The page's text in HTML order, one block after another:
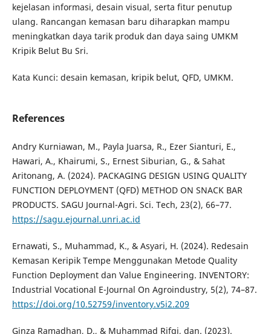
kejelasan informasi, desain visual, serta fitur penutup
ulang. Rancangan kemasan baru diharapkan mampu
meningkatkan daya tarik produk dan daya saing UMKM
Kripik Belut Bu Sri.
Kata Kunci: desain kemasan, kripik belut, QFD, UMKM.
References
Andry Kurniawan, M., Payla Juarsa, R., Ezer Sianturi, E.,
Hawari, A., Khairumi, S., Ernest Siburian, G., & Sahat
Aritonang, A. (2024). PACKAGING DESIGN USING QUALITY
FUNCTION DEPLOYMENT (QFD) METHOD ON SNACK BAR
PRODUCTS. SAGU Journal-Agri. Sci. Tech, 23(2), 66–77.
https://sagu.ejournal.unri.ac.id
Ernawati, S., Muhammad, K., & Asyari, H. (2024). Redesain
Kemasan Keripik Tempe Menggunakan Metode Quality
Function Deployment dan Value Engineering. INVENTORY:
Industrial Vocational E-Journal On Agroindustry, 5(2), 74–87.
https://doi.org/10.52759/inventory.v5i2.209
Ginza Ramadhan, D., & Muhammad Rifqi, dan. (2023).